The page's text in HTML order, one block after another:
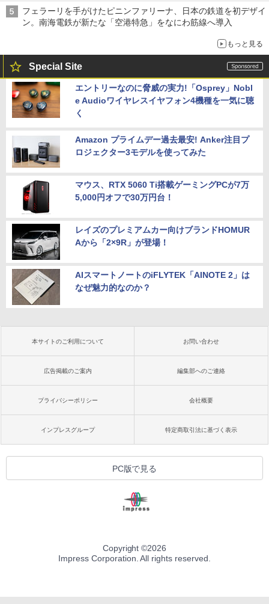
フェラーリを手がけたピニンファリーナ、日本の鉄道を初デザイ
ン。南海電鉄が新たな「空港特急」をなにわ筋線へ導入
もっと見る
Special Site
エントリーなのに脅威の実力!「Osprey」Nobl
e Audioワイヤレスイヤフォン4機種を一気に聴
く
Amazon プライムデー過去最安! Anker注目プ
ロジェクター3モデルを使ってみた
マウス、RTX 5060 Ti搭載ゲーミングPCが7万
5,000円オフで30万円台！
レイズのプレミアムカー向けブランドHOMUR
Aから「2×9R」が登場！
AIスマートノートのiFLYTEK「AINOTE 2」は
なぜ魅力的なのか？
本サイトのご利用について お問い合わせ
広告掲載のご案内 編集部へのご連絡
プライバシーポリシー 会社概要
インプレスグループ 特定商取引法に基づく表示
PC版で見る
Copyright ©2026
Impress Corporation. All rights reserved.